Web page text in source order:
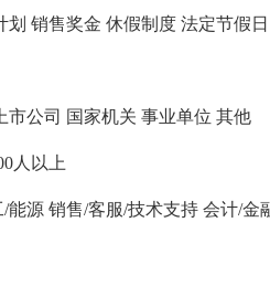
划 销售奖金 休假制度 法定节假日
上市公司 国家机关 事业单位 其他
人以上
/能源 销售/客服/技术支持 会计/金